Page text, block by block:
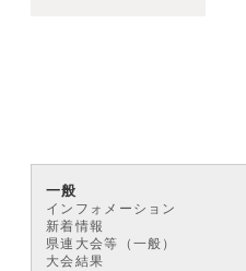
一般
インフォメーション
新着情報
県連大会等（一般）
大会結果